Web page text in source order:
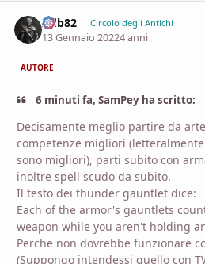
Adb82 Circolo degli Antichi
13 Gennaio 20224 anni
AUTORE
6 minuti fa, SamPey ha scritto:
Decisamente meglio partire da
competenze migliori
sono migliori), parti subito con
inoltre spell scudo da subito.
Il testo dei thunder gauntlet dice:
Each of the armor's gauntlets
weapon while you aren't holding
Perche non dovrebbe funzionare
(Suppongo intendessi quello con